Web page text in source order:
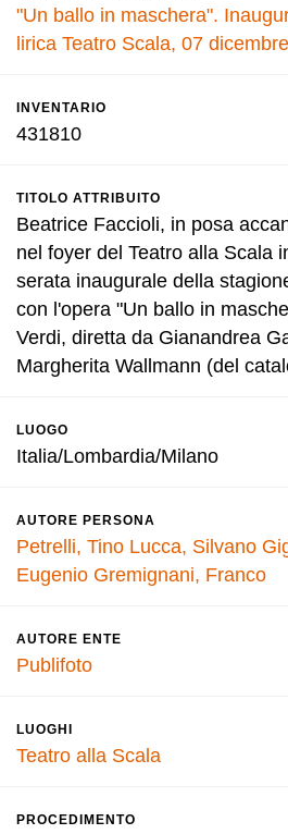
"Un ballo in maschera".
lirica Teatro Scala, 07
INVENTARIO
431810
TITOLO ATTRIBUITO
Beatrice Faccioli, in posa
nel foyer del Teatro alla Scala
serata inaugurale della
con l'opera "Un ballo in
Verdi, diretta da Gianandrea
Margherita Wallmann (del
LUOGO
Italia/Lombardia/Milano
AUTORE PERSONA
Petrelli, Tino Lucca, Silvano
Eugenio Gremignani, Franco
AUTORE ENTE
Publifoto
LUOGHI
Teatro alla Scala
PROCEDIMENTO